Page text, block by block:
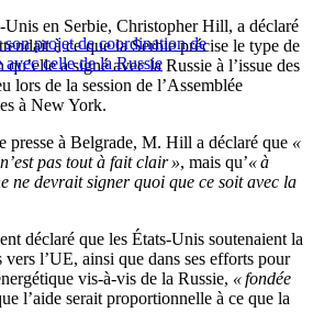
projet de coordination de
celle de la Russie
Unis en Serbie, Christopher Hill, a déclaré
à ce que la Serbie précise le type de
a signé avec la Russie à l’issue des
lors de la session de l’Assemblée
à New York.
presse à Belgrade, M. Hill a déclaré que «
pas tout à fait clair », mais qu’« à
ne devrait signer quoi que ce soit avec la
déclaré que les États-Unis soutenaient la
vers l’UE, ainsi que dans ses efforts pour
vis-à-vis de la Russie, « fondée
l’aide serait proportionnelle à ce que la